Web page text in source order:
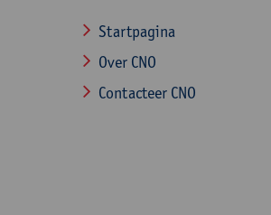
Startpagina
Over CNO
Contacteer CNO